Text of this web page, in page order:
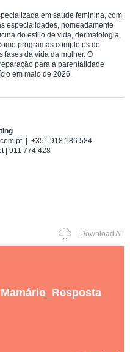
em saúde feminina, com
especialidades, nomeadamente
do estilo de vida, dermatologia,
programas completos de
fases da vida da mulher. O
para a parentalidade
em maio de 2026.
| +351 918 186 584
| 911 774 428
Download All